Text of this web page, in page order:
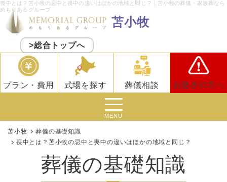
喪中とは？苫小牧の忌中と喪中の違いはほかの地域と同じ？｜苫小牧の葬儀・家族葬なら
めもりあるグループ
苫小牧
>総合トップへ
プラン・費用 式場を探す 葬儀相談 お急ぎの方へ
MENU
苫小牧
葬儀の基礎知識
喪中とは？苫小牧の忌中と喪中の違いはほかの地域と同じ？
葬儀の基礎知識